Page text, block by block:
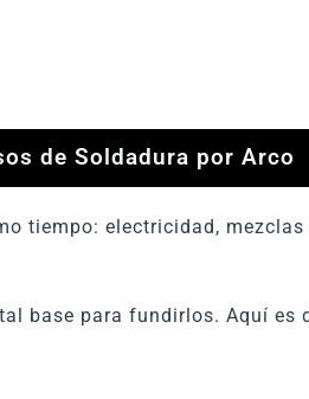
de Soldadura por Arco
tiempo: electricidad,
base para fundirlos. Aquí es